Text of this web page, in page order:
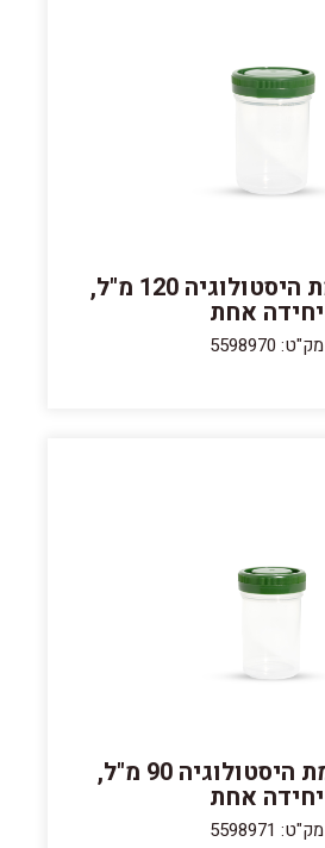
מיכל לדגימת היסטולוגיה 120 מ"ל,
יחידה אחת
מק"ט: 5598970
מיכל לדגימת היסטולוגיה 90 מ"ל,
יחידה אחת
מק"ט: 5598971